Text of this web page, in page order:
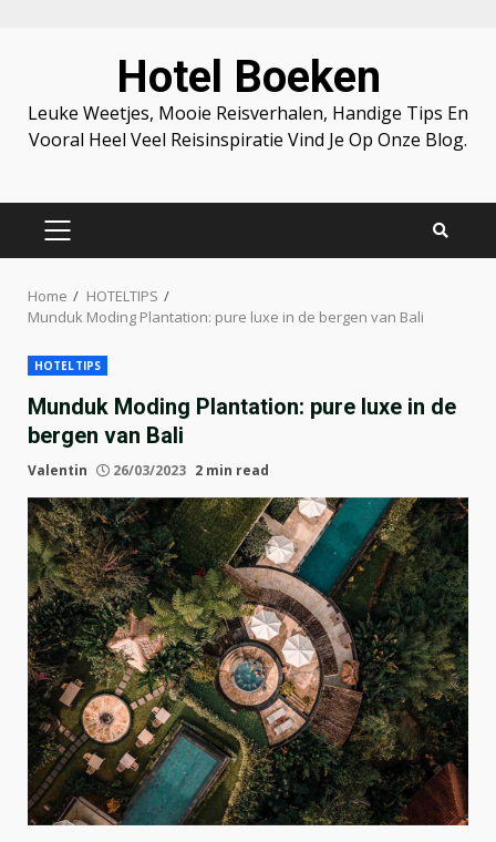
Hotel Boeken
Leuke Weetjes, Mooie Reisverhalen, Handige Tips En
Vooral Heel Veel Reisinspiratie Vind Je Op Onze Blog.
PRIMARY
Home
HOTELTIPS
Munduk Moding Plantation: pure luxe in de bergen van Bali
HOTELTIPS
Munduk Moding Plantation: pure luxe in de
bergen van Bali
Valentin 26/03/2023 2 min read